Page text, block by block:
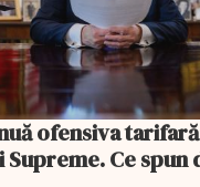
ofensiva
Ce spun